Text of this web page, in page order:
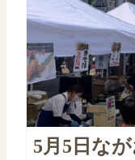
5月5日な